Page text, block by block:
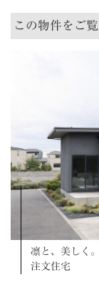
この物件をご
凛と、美しく
注文住宅